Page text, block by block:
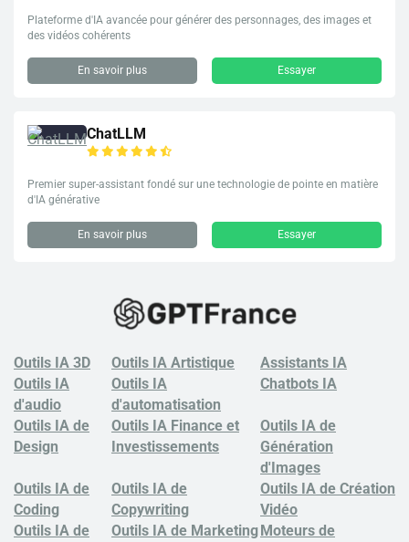
Plateforme d'IA avancée pour générer des personnages, des images et
des vidéos cohérents
En savoir plus Essayer
ChatLLM
Premier super-assistant fondé sur une technologie de pointe en matière
d'IA générative
En savoir plus Essayer
Outils IA 3D Outils IA Artistique
Assistants IA
Outils IA
d'audio
Outils IA
d'automatisation
Chatbots IA
Outils IA de
Design
Outils IA Finance et
Investissements
Outils IA de
Génération
d'Images
Outils IA de
Coding
Outils IA de
Copywriting
Outils IA de Création
Vidéo
Outils IA de
Outils IA de MarketingMoteurs de